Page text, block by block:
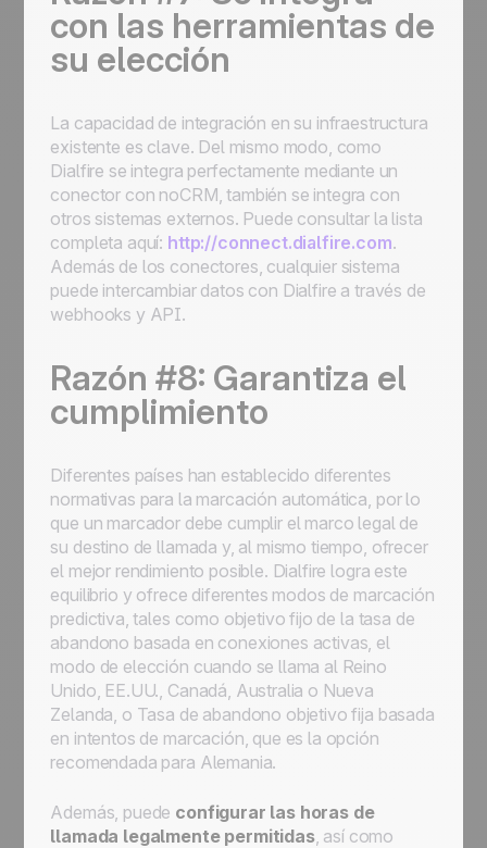
con las herramientas de
su elección
La capacidad de integración en su infraestructura
existente es clave. Del mismo modo, como
Dialfire se integra perfectamente mediante un
conector con noCRM, también se integra con
otros sistemas externos. Puede consultar la lista
completa aquí: http://connect.dialfire.com.
Además de los conectores, cualquier sistema
puede intercambiar datos con Dialfire a través de
webhooks y API.
Razón #8: Garantiza el
cumplimiento
Diferentes países han establecido diferentes
normativas para la marcación automática, por lo
que un marcador debe cumplir el marco legal de
su destino de llamada y, al mismo tiempo, ofrecer
el mejor rendimiento posible. Dialfire logra este
equilibrio y ofrece diferentes modos de marcación
predictiva, tales como objetivo fijo de la tasa de
abandono basada en conexiones activas, el
modo de elección cuando se llama al Reino
Unido, EE.UU., Canadá, Australia o Nueva
Zelanda, o Tasa de abandono objetivo fija basada
en intentos de marcación, que es la opción
recomendada para Alemania.
Además, puede configurar las horas de
llamada legalmente permitidas, así como